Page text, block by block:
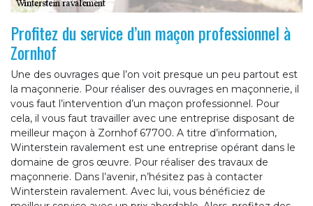
Profitez du service d’un maçon professionnel à
Zornhof
Une des ouvrages que l’on voit presque un peu partout est
la maçonnerie. Pour réaliser des ouvrages en maçonnerie, il
vous faut l’intervention d’un maçon professionnel. Pour
cela, il vous faut travailler avec une entreprise disposant de
meilleur maçon à Zornhof 67700. A titre d’information,
Winterstein ravalement est une entreprise opérant dans le
domaine de gros œuvre. Pour réaliser des travaux de
maçonnerie. Dans l’avenir, n’hésitez pas à contacter
Winterstein ravalement. Avec lui, vous bénéficiez de